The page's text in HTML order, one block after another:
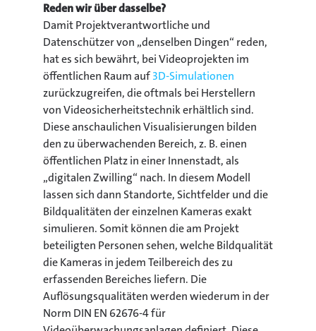
Reden wir über dasselbe?
Damit Projektverantwortliche und
Datenschützer von „denselben Dingen“ reden,
hat es sich bewährt, bei Videoprojekten im
öffentlichen Raum auf3D-Simulationen
zurückzugreifen, die oftmals bei Herstellern
von Videosicherheitstechnik erhältlich sind.
Diese anschaulichen Visualisierungen bilden
den zu überwachenden Bereich, z. B. einen
öffentlichen Platz in einer Innenstadt, als
„digitalen Zwilling“ nach. In diesem Modell
lassen sich dann Standorte, Sichtfelder und die
Bildqualitäten der einzelnen Kameras exakt
simulieren. Somit können die am Projekt
beteiligten Personen sehen, welche Bildqualität
die Kameras in jedem Teilbereich des zu
erfassenden Bereiches liefern. Die
Auflösungsqualitäten werden wiederum in der
Norm DIN EN 62676-4 für